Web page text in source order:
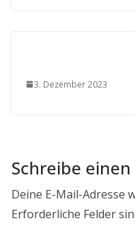
3. Dezember 2023
Schreibe
Deine E-Mail-Adresse
Erforderliche Felder